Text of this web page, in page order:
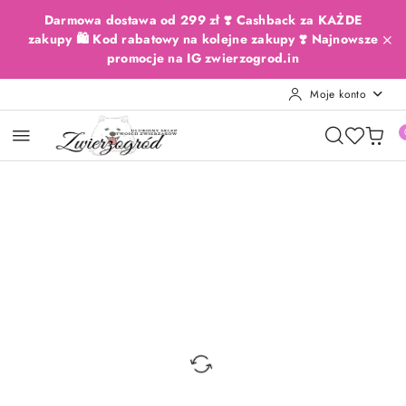
Przejdź do treści głównej
Przejdź do wyszukiwarki
Przejdź do moje konto
Przejdź do menu głównego
Przejdź do opisu produktu
Przejdź do stopki
Darmowa dostawa od 299 zł ❣️ Cashback za KAŻDE
zakupy 🛍️ Kod rabatowy na kolejne zakupy ❣️ Najnowsze
promocje na IG zwierzogrod.in
Moje konto